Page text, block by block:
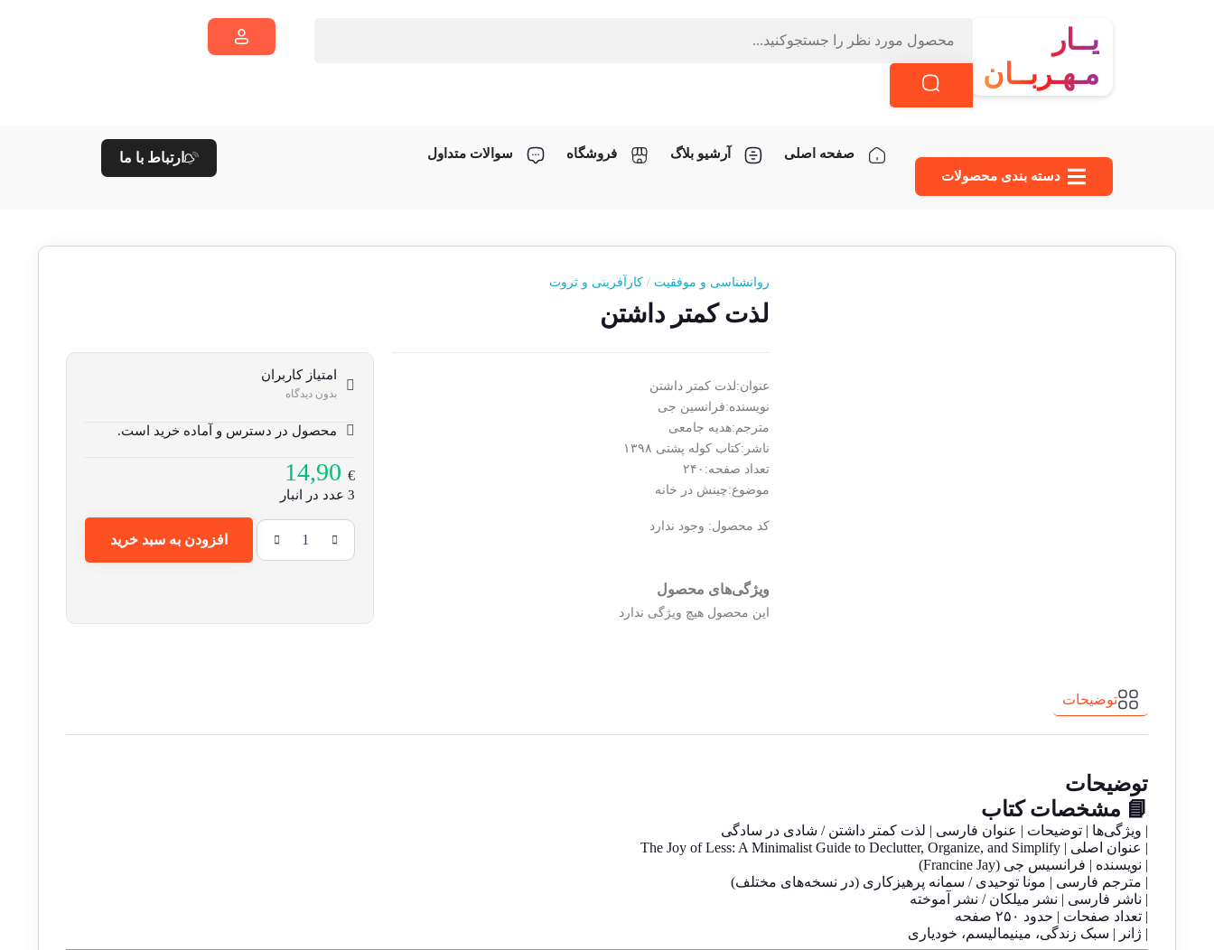
یــار
مـهـربــان
دسته‌ بندی محصولات
صفحه اصلی آرشیو بلاگ فروشگاه سوالات متداول ارتباط با ما
روانشناسی و موفقیت /کارآفرینی و ثروت
لذت کمتر داشتن
عنوان:لذت کمتر داشتن
نویسنده:فرانسین جی
مترجم:هدیه جامعی
ناشر:کتاب کوله پشتی ۱۳۹۸
تعداد صفحه:۲۴۰
موضوع:چینش در خانه
کد محصول: وجود ندارد
ویژگی‌های محصول
این محصول هیچ ویژگی ندارد
امتیاز کاربران
بدون دیدگاه
محصول در دسترس و آماده خرید است.
14,90€
3 عدد در انبار
افزودن به سبد خرید
توضیحات
توضیحات
📘 مشخصات کتاب
| ویژگی‌ها | توضیحات | عنوان فارسی | لذت کمتر داشتن / شادی در سادگی
| عنوان اصلی | The Joy of Less: A Minimalist Guide to Declutter, Organize, and Simplify
| نویسنده | فرانسیس جی (Francine Jay)
| مترجم فارسی | مونا توحیدی / سمانه پرهیزکاری (در نسخه‌های مختلف)
| ناشر فارسی | نشر میلکان / نشر آموخته
| تعداد صفحات | حدود ۲۵۰ صفحه
| ژانر | سبک زندگی، مینیمالیسم، خودیاری